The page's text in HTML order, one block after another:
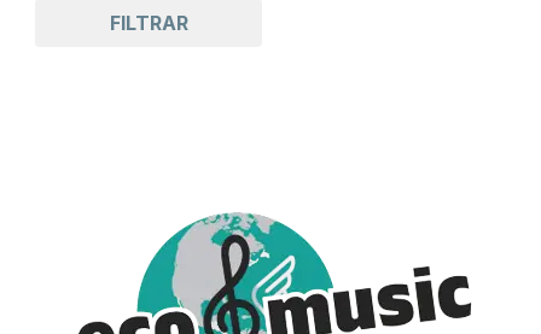
FILTRAR